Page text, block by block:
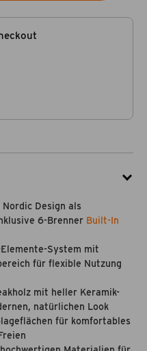
Design als
6-Brenner Built-In
System mit
für flexible Nutzung
mit heller Keramik-
natürlichen Look
für komfortables